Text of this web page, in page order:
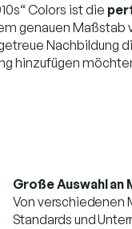
Große Auswahl an
Von verschiedenen
Standards und
Colors ist die
genauen Maßstab
Nachbildung
hinzufügen